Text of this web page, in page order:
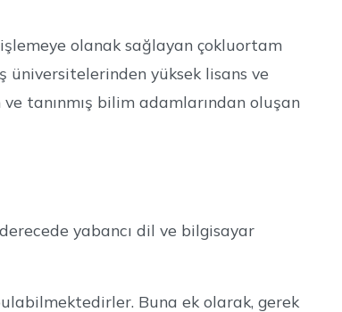
olanak sağlayan çokluortam
üniversitelerinden yüksek lisans ve
tanınmış bilim adamlarından oluşan
yabancı dil ve bilgisayar
Buna ek olarak, gerek